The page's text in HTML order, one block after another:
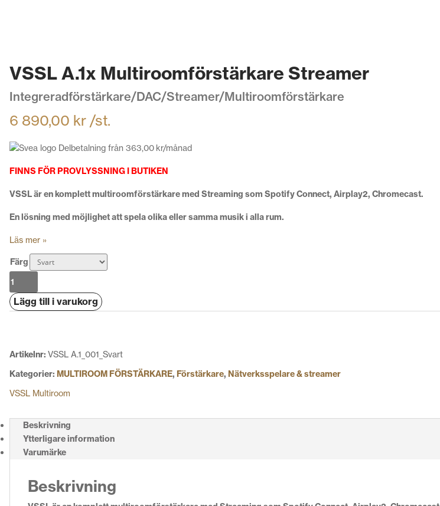
VSSL A.1x Multiroomförstärkare Streamer
Integreradförstärkare/DAC/Streamer/Multiroomförstärkare
6 890,00 kr /st.
Delbetalning från 363,00 kr/månad
FINNS FÖR PROVLYSSNING I BUTIKEN
VSSL är en komplett multiroomförstärkare med Streaming som Spotify Connect, Airplay2, Chromecast.
En lösning med möjlighet att spela olika eller samma musik i alla rum.
Läs mer »
Färg
VSSL
A.1x
Multiroomförstärkare
Lägg till i varukorg
Artikelnr: VSSL A.1_001_Svart
Kategorier: MULTIROOM FÖRSTÄRKARE, Förstärkare, Nätverksspelare & streamer
VSSL Multiroom
Beskrivning
Ytterligare information
Varumärke
Beskrivning